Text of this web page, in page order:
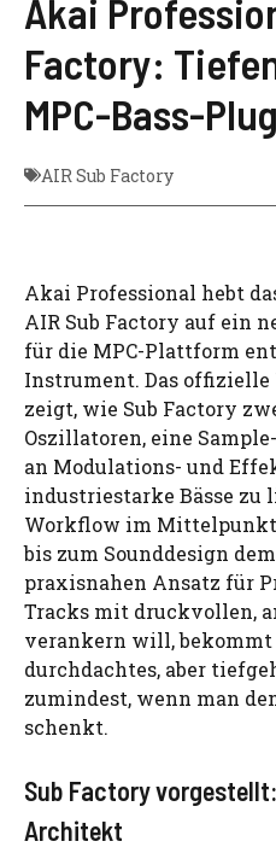
Akai
Factory:
MPC-Bass-
AIR Sub Factory
Akai Professional hebt
AIR Sub Factory auf ein
für die MPC-Plattform
Instrument. Das
zeigt, wie Sub Factory
Oszillatoren, eine
an Modulations- und
industriestarke Bässe zu
Workflow im
bis zum Sounddesign
praxisnahen Ansatz für
Tracks mit druckvollen,
verankern will, bekommt
durchdachtes, aber
zumindest, wenn man
schenkt.
Sub Factory
Architekt